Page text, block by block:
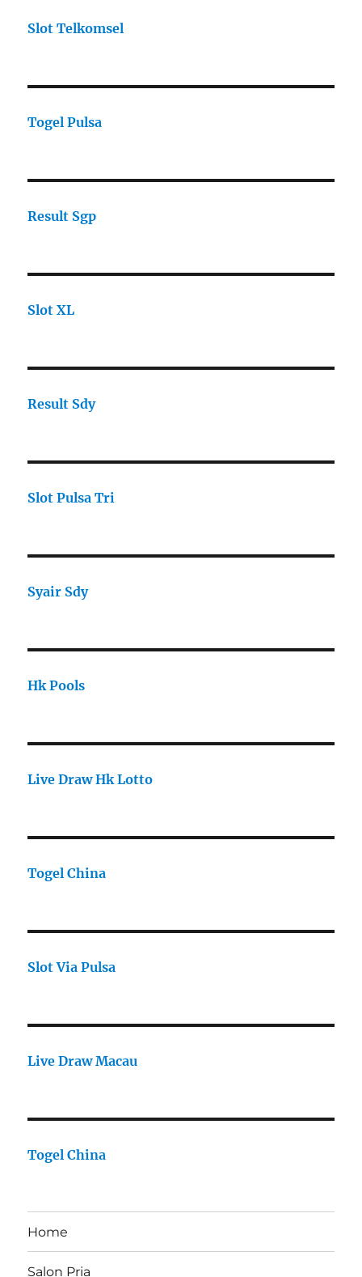
Slot Telkomsel
Togel Pulsa
Result Sgp
Slot XL
Result Sdy
Slot Pulsa Tri
Syair Sdy
Hk Pools
Live Draw Hk Lotto
Togel China
Slot Via Pulsa
Live Draw Macau
Togel China
Home
Salon Pria